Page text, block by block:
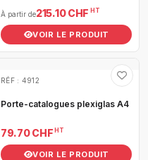
À partir de215.10 CHF HT
VOIR LE PRODUIT
RÉF : 4912
Porte-catalogues plexiglas A4
79.70 CHF HT
VOIR LE PRODUIT